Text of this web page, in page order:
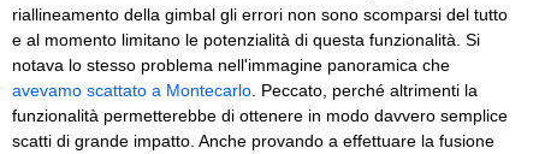
riallineamento della gimbal gli errori non sono scomparsi del tutto
e al momento limitano le potenzialità di questa funzionalità. Si
notava lo stesso problema nell'immagine panoramica che
avevamo scattato a Montecarlo . Peccato, perché altrimenti la
funzionalità permetterebbe di ottenere in modo davvero semplice
scatti di grande impatto. Anche provando a effettuare la fusione